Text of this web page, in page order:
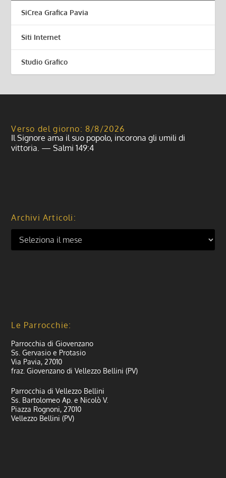
SiCrea Grafica Pavia
Siti Internet
Studio Grafico
Verso del giorno: 8/8/2026
Il Signore ama il suo popolo, incorona gli umili di
vittoria. — Salmi 149:4
Archivi Articoli:
Le Parrocchie:
Parrocchia di Giovenzano
Ss. Gervasio e Protasio
Via Pavia, 27010
fraz. Giovenzano di Vellezzo Bellini (PV)
Parrocchia di Vellezzo Bellini
Ss. Bartolomeo Ap. e Nicolò V.
Piazza Rognoni, 27010
Vellezzo Bellini (PV)